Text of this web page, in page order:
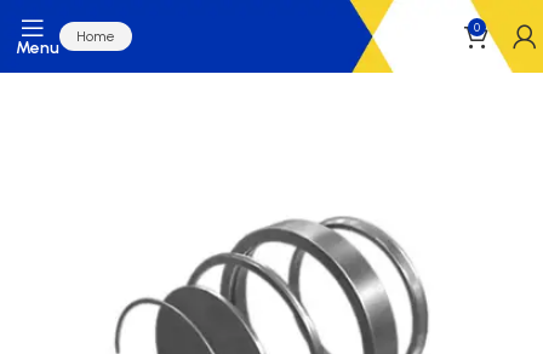
Menu
Home
0